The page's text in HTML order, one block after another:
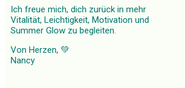
Ich freue mich, dich zurück in mehr
Vitalität, Leichtigkeit, Motivation und
Summer Glow zu begleiten.
Von Herzen, 💚
Nancy